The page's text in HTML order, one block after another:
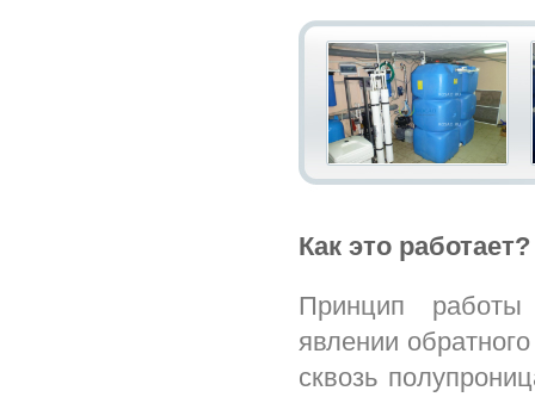
Как это работает?
Принцип работы
явлении
сквозь